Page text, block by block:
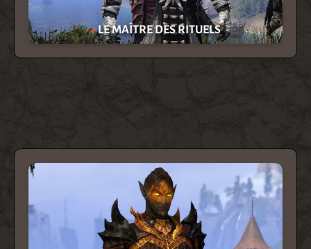
LE MAÎTRE DES RITUELS